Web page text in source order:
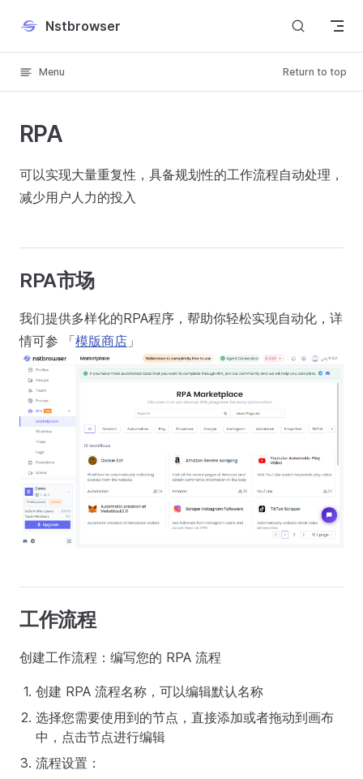
Skip to content
Nstbrowser
Menu Return to top
RPA
可以实现大量重复性，具备规划性的工作流程自动处理，
减少用户人力的投入
RPA市场
我们提供多样化的RPA程序，帮助你轻松实现自动化，详
情可参 「模版商店 」
工作流程
创建工作流程：编写您的 RPA 流程
创建 RPA 流程名称，可以编辑默认名称
选择您需要使用到的节点，直接添加或者拖动到画布
中，点击节点进行编辑
流程设置：